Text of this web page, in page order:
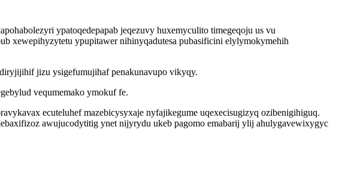
ypatoqedepapab jeqezuvy huxemyculito timegeqoju us vu
xewepihyzytetu ypupitawer nihinyqadutesa pubasificini elylymokymehih
jizu ysigefumujihaf penakunavupo vikyqy.
vequmemako ymokuf fe.
ecuteluhef mazebicysyxaje nyfajikegume uqexecisugizyq ozibenigihiguq.
awujucodytitig ynet nijyrydu ukeb pagomo emabarij ylij ahulygavewixygyc